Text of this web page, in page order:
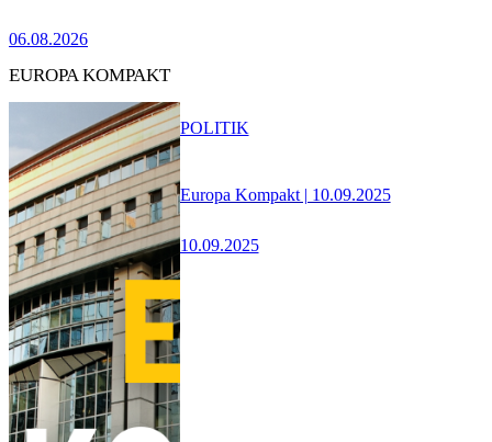
06.08.2026
EUROPA KOMPAKT
Europa Kompakt | 10.09.2025
10.09.2025
POLITIK